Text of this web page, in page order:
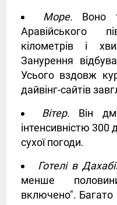
Море. Воно
Аравійського
кілометрів і
Занурення
Усього вздовж
дайвінг-сайтів
Вітер. Він
інтенсивністю 300
сухої погоди.
Готелі в Дахабі.
менше
включено". Багато